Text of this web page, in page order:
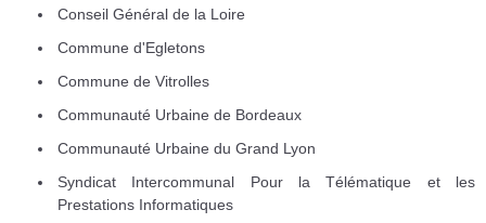
Conseil Général de la Loire
Commune d'Egletons
Commune de Vitrolles
Communauté Urbaine de Bordeaux
Communauté Urbaine du Grand Lyon
Syndicat Intercommunal Pour la Télématique et les
Prestations Informatiques